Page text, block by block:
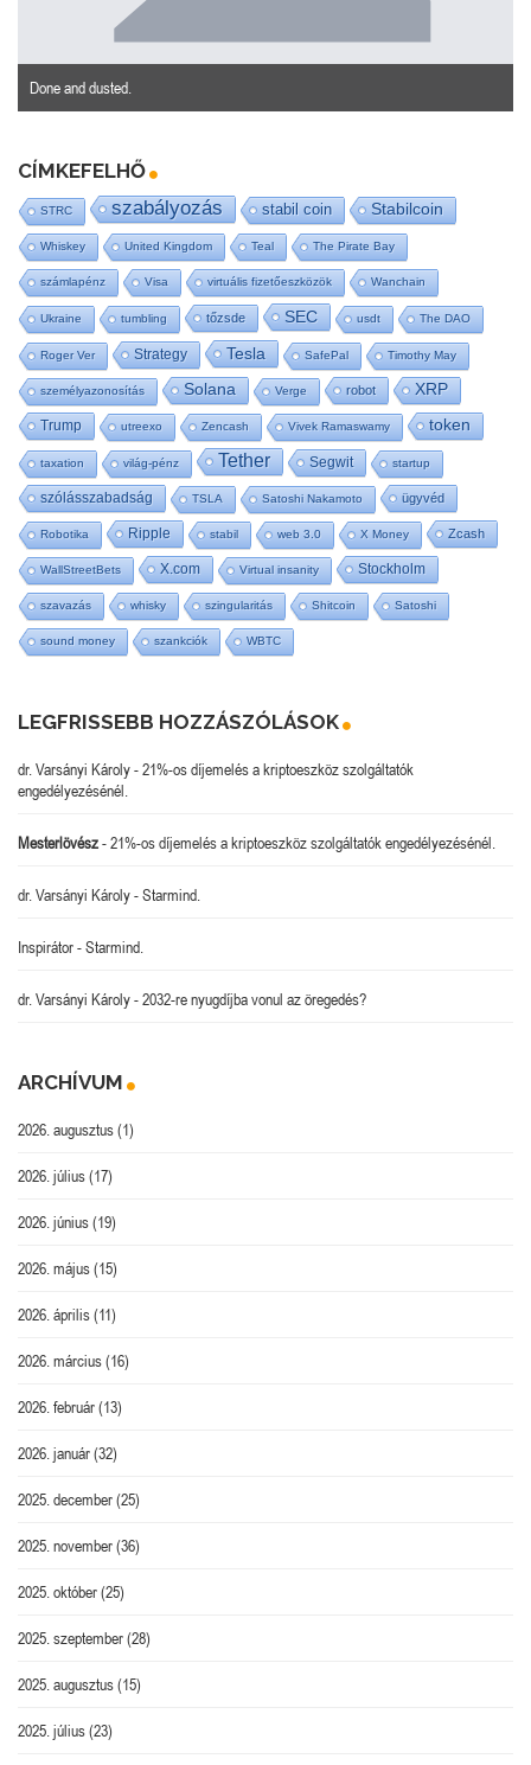
Done and dusted.
CÍMKEFELHŐ
STRC szabályozás stabil coin Stabilcoin
Whiskey United Kingdom Teal The Pirate Bay
számlapénz Visa virtuális fizetőeszközök Wanchain
Ukraine tumbling tőzsde SEC usdt The DAO
Roger Ver Strategy Tesla SafePal Timothy May
személyazonosítás Solana Verge robot XRP
Trump utreexo Zencash Vivek Ramaswamy token
taxation világ-pénz Tether Segwit startup
szólásszabadság TSLA Satoshi Nakamoto ügyvéd
Robotika Ripple stabil web 3.0 X Money Zcash
WallStreetBets X.com Virtual insanity Stockholm
szavazás whisky szingularitás Shitcoin Satoshi
sound money szankciók WBTC
LEGFRISSEBB HOZZÁSZÓLÁSOK
dr. Varsányi Károly-21%-os díjemelés a kriptoeszköz szolgáltatók
engedélyezésénél.
Mesterlövész-21%-os díjemelés a kriptoeszköz szolgáltatók engedélyezésénél.
dr. Varsányi Károly-Starmind.
Inspirátor-Starmind.
dr. Varsányi Károly-2032-re nyugdíjba vonul az öregedés?
ARCHÍVUM
2026. augusztus(1)
2026. július(17)
2026. június(19)
2026. május(15)
2026. április(11)
2026. március(16)
2026. február(13)
2026. január(32)
2025. december(25)
2025. november(36)
2025. október(25)
2025. szeptember(28)
2025. augusztus(15)
2025. július(23)